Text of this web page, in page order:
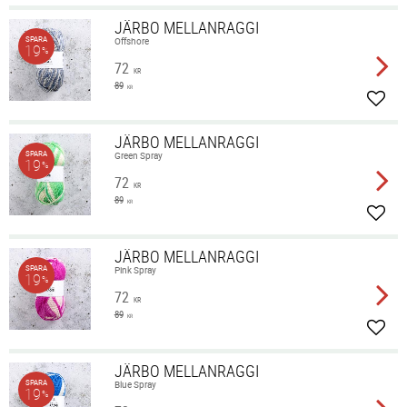
JÄRBO MELLANRAGGI
Offshore
72 KR
89 KR
SPARA
19%
JÄRBO MELLANRAGGI
Green Spray
72 KR
89 KR
SPARA
19%
JÄRBO MELLANRAGGI
Pink Spray
72 KR
89 KR
SPARA
19%
JÄRBO MELLANRAGGI
Blue Spray
SPARA
19%